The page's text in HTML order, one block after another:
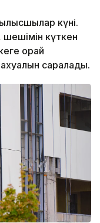
күні.
шешімін күткен
орай
ахуалын саралады.